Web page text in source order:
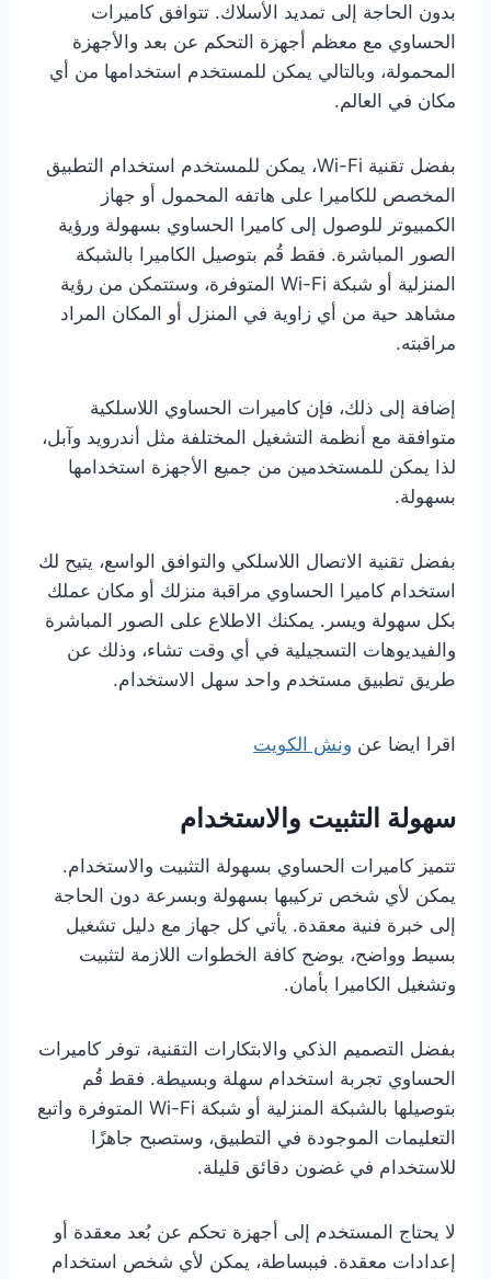
بدون الحاجة إلى تمديد الأسلاك. تتوافق كاميرات
الحساوي مع معظم أجهزة التحكم عن بعد والأجهزة
المحمولة، وبالتالي يمكن للمستخدم استخدامها من أي
مكان في العالم.
بفضل تقنية Wi-Fi، يمكن للمستخدم استخدام التطبيق
المخصص للكاميرا على هاتفه المحمول أو جهاز
الكمبيوتر للوصول إلى كاميرا الحساوي بسهولة ورؤية
الصور المباشرة. فقط قُم بتوصيل الكاميرا بالشبكة
المنزلية أو شبكة Wi-Fi المتوفرة، وستتمكن من رؤية
مشاهد حية من أي زاوية في المنزل أو المكان المراد
مراقبته.
إضافة إلى ذلك، فإن كاميرات الحساوي اللاسلكية
متوافقة مع أنظمة التشغيل المختلفة مثل أندرويد وآبل،
لذا يمكن للمستخدمين من جميع الأجهزة استخدامها
بسهولة.
بفضل تقنية الاتصال اللاسلكي والتوافق الواسع، يتيح لك
استخدام كاميرا الحساوي مراقبة منزلك أو مكان عملك
بكل سهولة ويسر. يمكنك الاطلاع على الصور المباشرة
والفيديوهات التسجيلية في أي وقت تشاء، وذلك عن
طريق تطبيق مستخدم واحد سهل الاستخدام.
اقرا ايضا عن ونش الكويت
سهولة التثبيت والاستخدام
تتميز كاميرات الحساوي بسهولة التثبيت والاستخدام.
يمكن لأي شخص تركيبها بسهولة وبسرعة دون الحاجة
إلى خبرة فنية معقدة. يأتي كل جهاز مع دليل تشغيل
بسيط وواضح، يوضح كافة الخطوات اللازمة لتثبيت
وتشغيل الكاميرا بأمان.
بفضل التصميم الذكي والابتكارات التقنية، توفر كاميرات
الحساوي تجربة استخدام سهلة وبسيطة. فقط قُم
بتوصيلها بالشبكة المنزلية أو شبكة Wi-Fi المتوفرة واتبع
التعليمات الموجودة في التطبيق، وستصبح جاهزًا
للاستخدام في غضون دقائق قليلة.
لا يحتاج المستخدم إلى أجهزة تحكم عن بُعد معقدة أو
إعدادات معقدة. فببساطة، يمكن لأي شخص استخدام